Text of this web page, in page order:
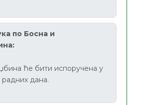
по Босна и
ће бити испоручена у
радних дана.